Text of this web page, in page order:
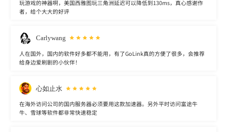
玩游戏的神器啊，美国西雅图玩三角洲延迟可以降低到130ms，真心感谢作
者，给个大大的好评
Carlywang
人在国外，国内的软件好多都不能用，有了GoLink真的方便了很多，会推荐
给身边爱刷剧的小伙伴！
心如止水
在海外访问公司的国内服务器必须要用这款加速器。另外平时访问富途牛
牛、雪球等软件都非常快速稳定